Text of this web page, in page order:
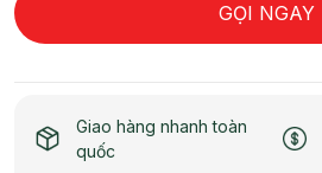
GỌI NGAY
Giao hàng nhanh toàn
quốc